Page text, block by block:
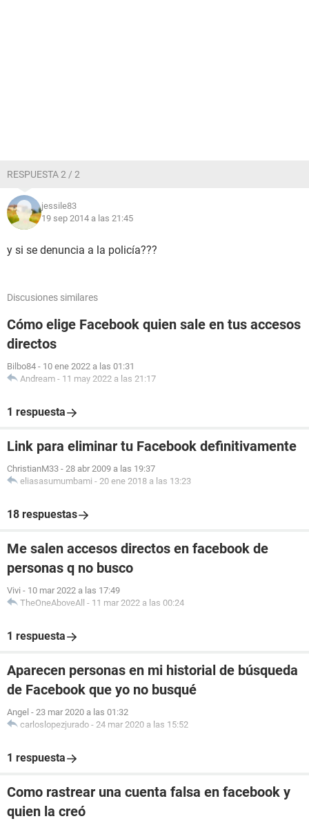
RESPUESTA 2 / 2
jessile83
19 sep 2014 a las 21:45
y si se denuncia a la policía???
Discusiones similares
Cómo elige Facebook quien sale en tus accesos
directos
Bilbo84 - 10 ene 2022 a las 01:31
Andream - 11 may 2022 a las 21:17
1 respuesta
Link para eliminar tu Facebook definitivamente
ChristianM33 - 28 abr 2009 a las 19:37
eliasasumumbami - 20 ene 2018 a las 13:23
18 respuestas
Me salen accesos directos en facebook de
personas q no busco
Vivi - 10 mar 2022 a las 17:49
TheOneAboveAll - 11 mar 2022 a las 00:24
1 respuesta
Aparecen personas en mi historial de búsqueda
de Facebook que yo no busqué
Angel - 23 mar 2020 a las 01:32
carloslopezjurado - 24 mar 2020 a las 15:52
1 respuesta
Como rastrear una cuenta falsa en facebook y
quien la creó